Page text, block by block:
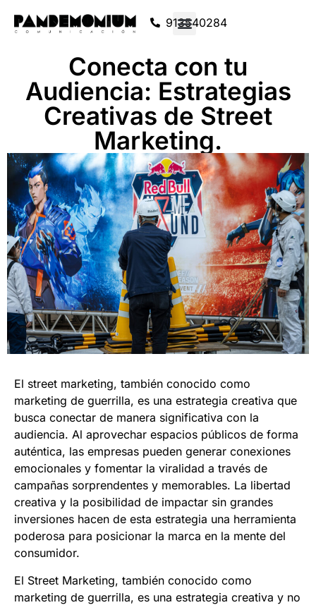
913540284
Conecta con tu
Audiencia: Estrategias
Creativas de Street
Marketing.
El street marketing, también conocido como
marketing de guerrilla, es una estrategia creativa que
busca conectar de manera significativa con la
audiencia. Al aprovechar espacios públicos de forma
auténtica, las empresas pueden generar conexiones
emocionales y fomentar la viralidad a través de
campañas sorprendentes y memorables. La libertad
creativa y la posibilidad de impactar sin grandes
inversiones hacen de esta estrategia una herramienta
poderosa para posicionar la marca en la mente del
consumidor.
El Street Marketing, también conocido como
marketing de guerrilla, es una estrategia creativa y no